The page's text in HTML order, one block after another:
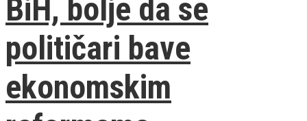
BiH, bolje da se
političari bave
ekonomskim